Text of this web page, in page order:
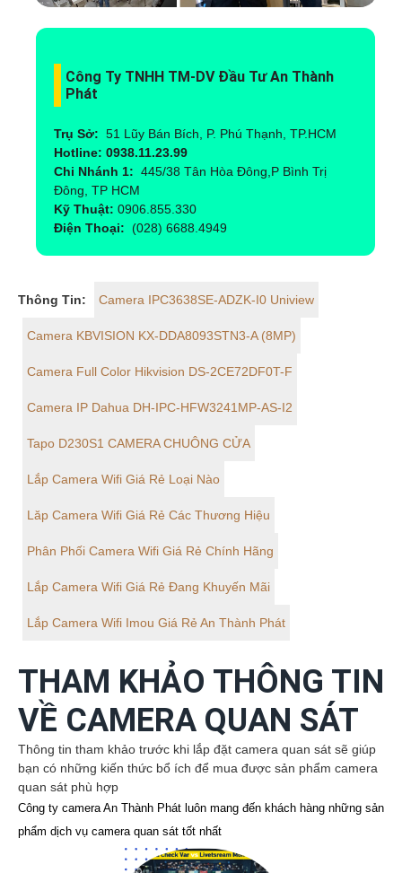
Công Ty TNHH TM-DV Đầu Tư An Thành
Phát
Trụ Sở: 51 Lũy Bán Bích, P. Phú Thạnh, TP.HCM
Hotline: 0938.11.23.99
Chi Nhánh 1: 445/38 Tân Hòa Đông,P Bình Trị
Đông, TP HCM
Kỹ Thuật: 0906.855.330
Điện Thoại: (028) 6688.4949
Thông Tin: Camera IPC3638SE-ADZK-I0 Uniview
Camera KBVISION KX-DDA8093STN3-A (8MP)
Camera Full Color Hikvision DS-2CE72DF0T-F
Camera IP Dahua DH-IPC-HFW3241MP-AS-I2
Tapo D230S1 CAMERA CHUÔNG CỬA
Lắp Camera Wifi Giá Rẻ Loại Nào
Lăp Camera Wifi Giá Rẻ Các Thương Hiệu
Phân Phối Camera Wifi Giá Rẻ Chính Hãng
Lắp Camera Wifi Giá Rẻ Đang Khuyến Mãi
Lắp Camera Wifi Imou Giá Rẻ An Thành Phát
THAM KHẢO THÔNG TIN
VỀ CAMERA QUAN SÁT
Thông tin tham khảo trước khi lắp đặt camera quan sát sẽ giúp
bạn có những kiến thức bổ ích để mua được sản phẩm camera
quan sát phù hợp
Công ty camera An Thành Phát luôn mang đến khách hàng những sản
phẩm dịch vụ camera quan sát tốt nhất